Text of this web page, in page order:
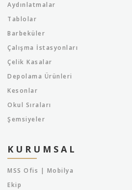
Aydınlatmalar
Tablolar
Barbeküler
Çalışma İstasyonları
Çelik Kasalar
Depolama Ürünleri
Kesonlar
Okul Sıraları
Şemsiyeler
KURUMSAL
MSS Ofis | Mobilya
Ekip